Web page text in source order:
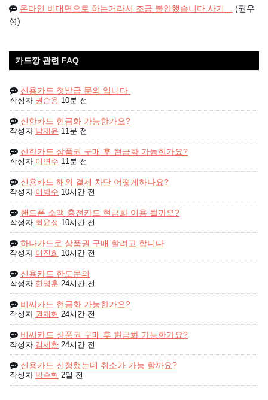
온라인 비대면으로 하는거라서 조금 불안했습니다 사기… (권우
성)
카드깡 관련 FAQ
신용카드 첫발급 문의 입니다.
작성자 권순용 10분 전
신한카드 현금화 가능한가요?
작성자 남재윤 11분 전
신한카드 상품권 구매 후 현금화 가능한가요?
작성자 이연주 11분 전
신용카드 해외 결제 차단 어떻게하나요?
작성자 이병수 10시간 전
핸드폰 소액 충전카드 현금화 이용 될까요?
작성자 최윤정 10시간 전
하나카드로 상품권 구매 할려고 합니다
작성자 이진희 10시간 전
신용카드 한도문의
작성자 한영훈 24시간 전
비씨카드 현금화 가능한가요?
작성자 권재현 24시간 전
비씨카드 상품권 구매 후 현금화 가능한가요?
작성자 김세환 24시간 전
신용카드 신청했는데 취소가 가능 할까요?
작성자 박수혁 2일 전